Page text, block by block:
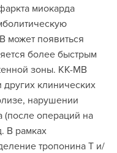
миокарда
может появиться
более быстрым
зоны. КК-МВ
клинических
нарушении
(после операций на
В рамках
тропонина Т и/